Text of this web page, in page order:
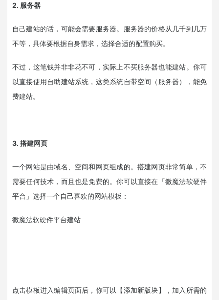
2. 服务器
自己建站的话，可能会需要服务器。服务器的价格从几千到几万
不等，具体要根据自身需求，选择合适的配置购买。
不过，这笔钱并非非花不可，实际上不买服务器也能建站。你可
以直接使用自助建站系统，这类系统自带空间（服务器），能免
费建站。
3. 搭建网页
一个网站是由域名、空间和网页组成的。搭建网页非常简单，不
需要任何技术，而且也是免费的。你可以直接在「微魔法软硬件
平台」选择一个自己喜欢的网站模板：
微魔法软硬件平台建站
点击模板进入编辑页面后，你可以【添加新版块】，加入所需的